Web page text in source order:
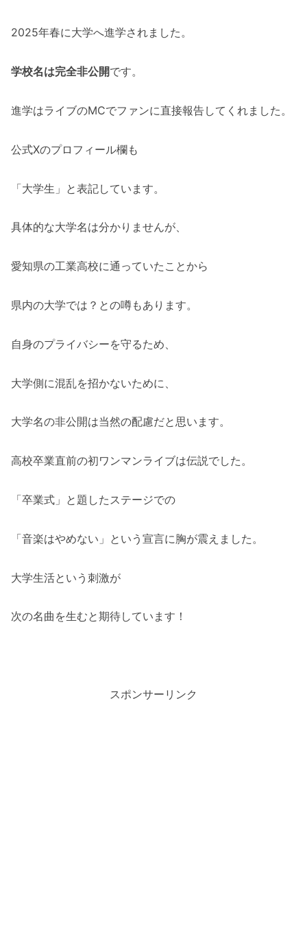
2025年春に大学へ進学されました。
学校名は完全非公開です。
進学はライブのMCでファンに直接報告してくれました。
公式Xのプロフィール欄も
「大学生」と表記しています。
具体的な大学名は分かりませんが、
愛知県の工業高校に通っていたことから
県内の大学では？との噂もあります。
自身のプライバシーを守るため、
大学側に混乱を招かないために、
大学名の非公開は当然の配慮だと思います。
高校卒業直前の初ワンマンライブは伝説でした。
「卒業式」と題したステージでの
「音楽はやめない」という宣言に胸が震えました。
大学生活という刺激が
次の名曲を生むと期待しています！
スポンサーリンク